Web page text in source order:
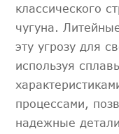
классического
чугуна.
эту угрозу для
используя
процессами,
надежные